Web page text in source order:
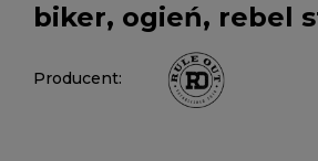
biker, ogień, rebel
Producent: